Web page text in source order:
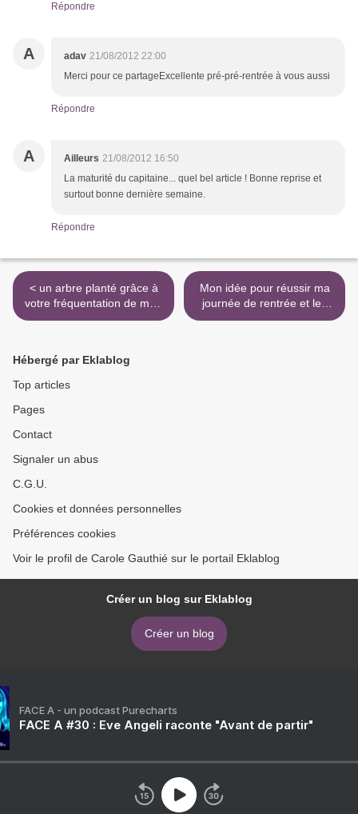
Répondre
A adav 21/08/2012 22:00
Merci pour ce partageExcellente pré-pré-rentrée à vous aussi
Répondre
A Ailleurs 21/08/2012 16:50
La maturité du capitaine... quel bel article ! Bonne reprise et
surtout bonne dernière semaine.
Répondre
< un arbre planté grâce à
votre fréquentation de mon
site !
Mon idée pour réussir ma
journée de rentrée et les
suivantes >
Hébergé par Eklablog
Top articles
Pages
Contact
Signaler un abus
C.G.U.
Cookies et données personnelles
Préférences cookies
Voir le profil de Carole Gauthié sur le portail Eklablog
Créer un blog sur Eklablog
Créer un blog
FACE A - un podcast Purecharts
FACE A #30 : Eve Angeli raconte "Avant de partir"